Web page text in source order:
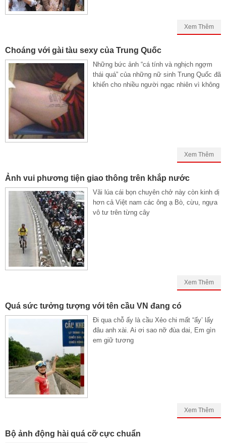
Xem Thêm
Choáng với gài tàu sexy của Trung Quốc
Những bức ảnh “cá tính và nghịch ngợm
thái quá” của những nữ sinh Trung Quốc đã
khiến cho nhiều người ngạc nhiên vì không
Xem Thêm
Ảnh vui phương tiện giao thông trên khắp nước
Vãi lúa cái bọn chuyên chở này còn kinh dị
hơn cả Việt nam các ông ạ Bò, cừu, ngựa
vô tư trên từng cây
Xem Thêm
Quá sức tưởng tượng với tên cầu VN đang có
Đi qua chỗ ấy là cầu Xẻo chi mất “ấy’ lấy
đâu anh xài. Ai ơi sao nỡ đùa dai, Em gìn
em giữ tương
Xem Thêm
Bộ ảnh động hài quá cỡ cực chuẩn